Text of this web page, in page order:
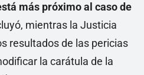
más próximo al caso de
mientras la Justicia
resultados de las pericias
la carátula de la